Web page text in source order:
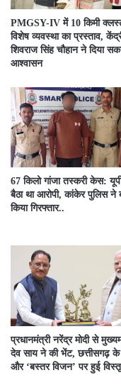
PMGSY-IV में 10 किमी
विशेष व्यवस्था का प्रस्ताव,
शिवराज सिंह चौहान ने दिया
आश्वासन
67 किलो गांजा तस्करी केस:
बैठा था आरोपी, कांकेर पुलिस ने
किया गिरफ्तार..
प्रधानमंत्री नरेंद्र मोदी से
देव साय ने की भेंट, छत्तीसगढ़ के
और ‘बस्तर विजन’ पर हुई